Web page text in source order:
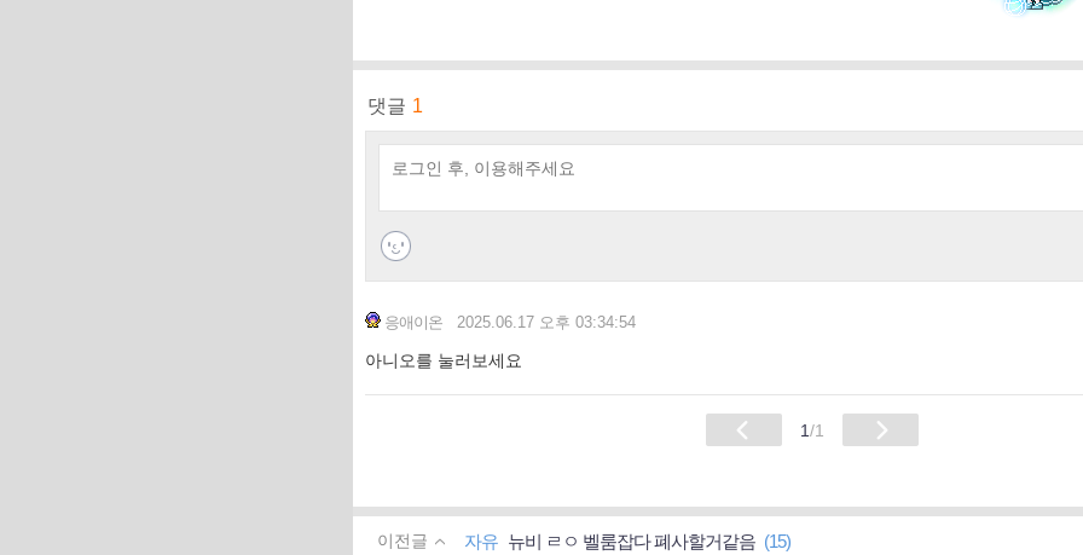
댓글 1
응애이온 2025.06.17 오후 03:34:54
아니오를 눌러보세요
1/1
이전글 자유 뉴비 ㄹㅇ 벨룸잡다 폐사할거같음 (15)